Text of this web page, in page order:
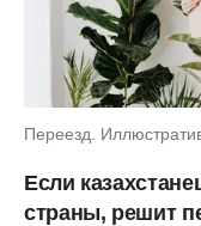
Переезд.
Если
страны, решит